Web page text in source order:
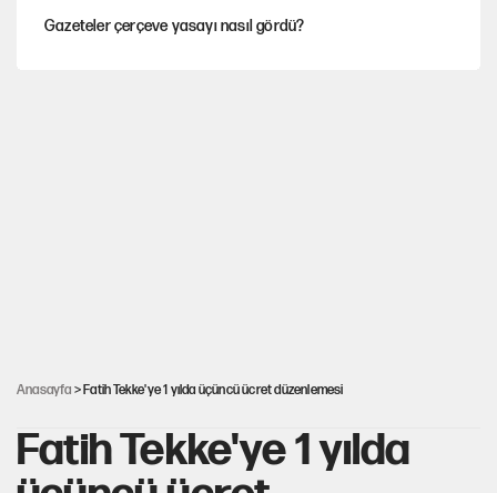
Gazeteler çerçeve yasayı nasıl gördü?
Anasayfa > Fatih Tekke'ye 1 yılda üçüncü ücret düzenlemesi
Fatih Tekke'ye 1 yılda